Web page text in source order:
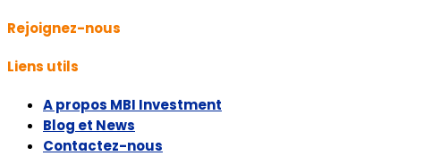
Rejoignez-nous
Liens utils
A propos MBI Investment
Blog et News
Contactez-nous